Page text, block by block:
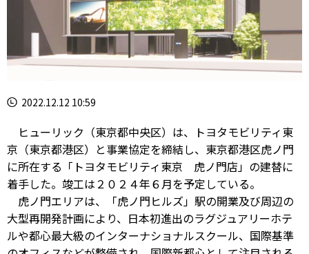
2022.12.12 10:59
ヒューリック（東京都中央区）は、トヨタモビリティ東
京（東京都港区）と事業協定を締結し、東京都港区虎ノ門
に所在する「トヨタモビリティ東京 虎ノ門店」の建替に
着手した。竣工は２０２４年６月を予定している。
虎ノ門エリアは、「虎ノ門ヒルズ」駅の開業及び周辺の
大型再開発計画により、日本初進出のラグジュアリーホテ
ルや都心最大級のインターナショナルスクール、国際基準